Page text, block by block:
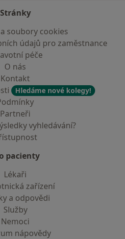
Stránky
soubory cookies
údajů pro zaměstnance
péče
O nás
Kontakt
Hledáme nové kolegy!
Partneři
vyhledávání?
pacienty
Lékaři
zařízení
a odpovědi
Služby
Nemoci
nápovědy